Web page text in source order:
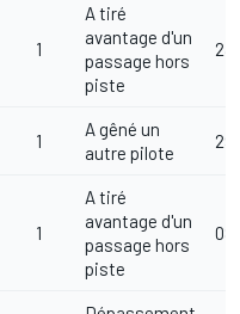
1
A tiré
avantage d'un
passage hors
piste
1
A gêné un
autre pilote
1
A tiré
avantage d'un
passage hors
piste